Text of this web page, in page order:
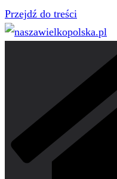
Przejdź do treści